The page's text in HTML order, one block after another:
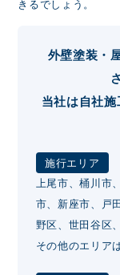
きるでしょう。
外壁塗装・
当社は自社
施行エリア
上尾市、桶川市
市、新座市、戸
野区、世田谷区
その他のエリア